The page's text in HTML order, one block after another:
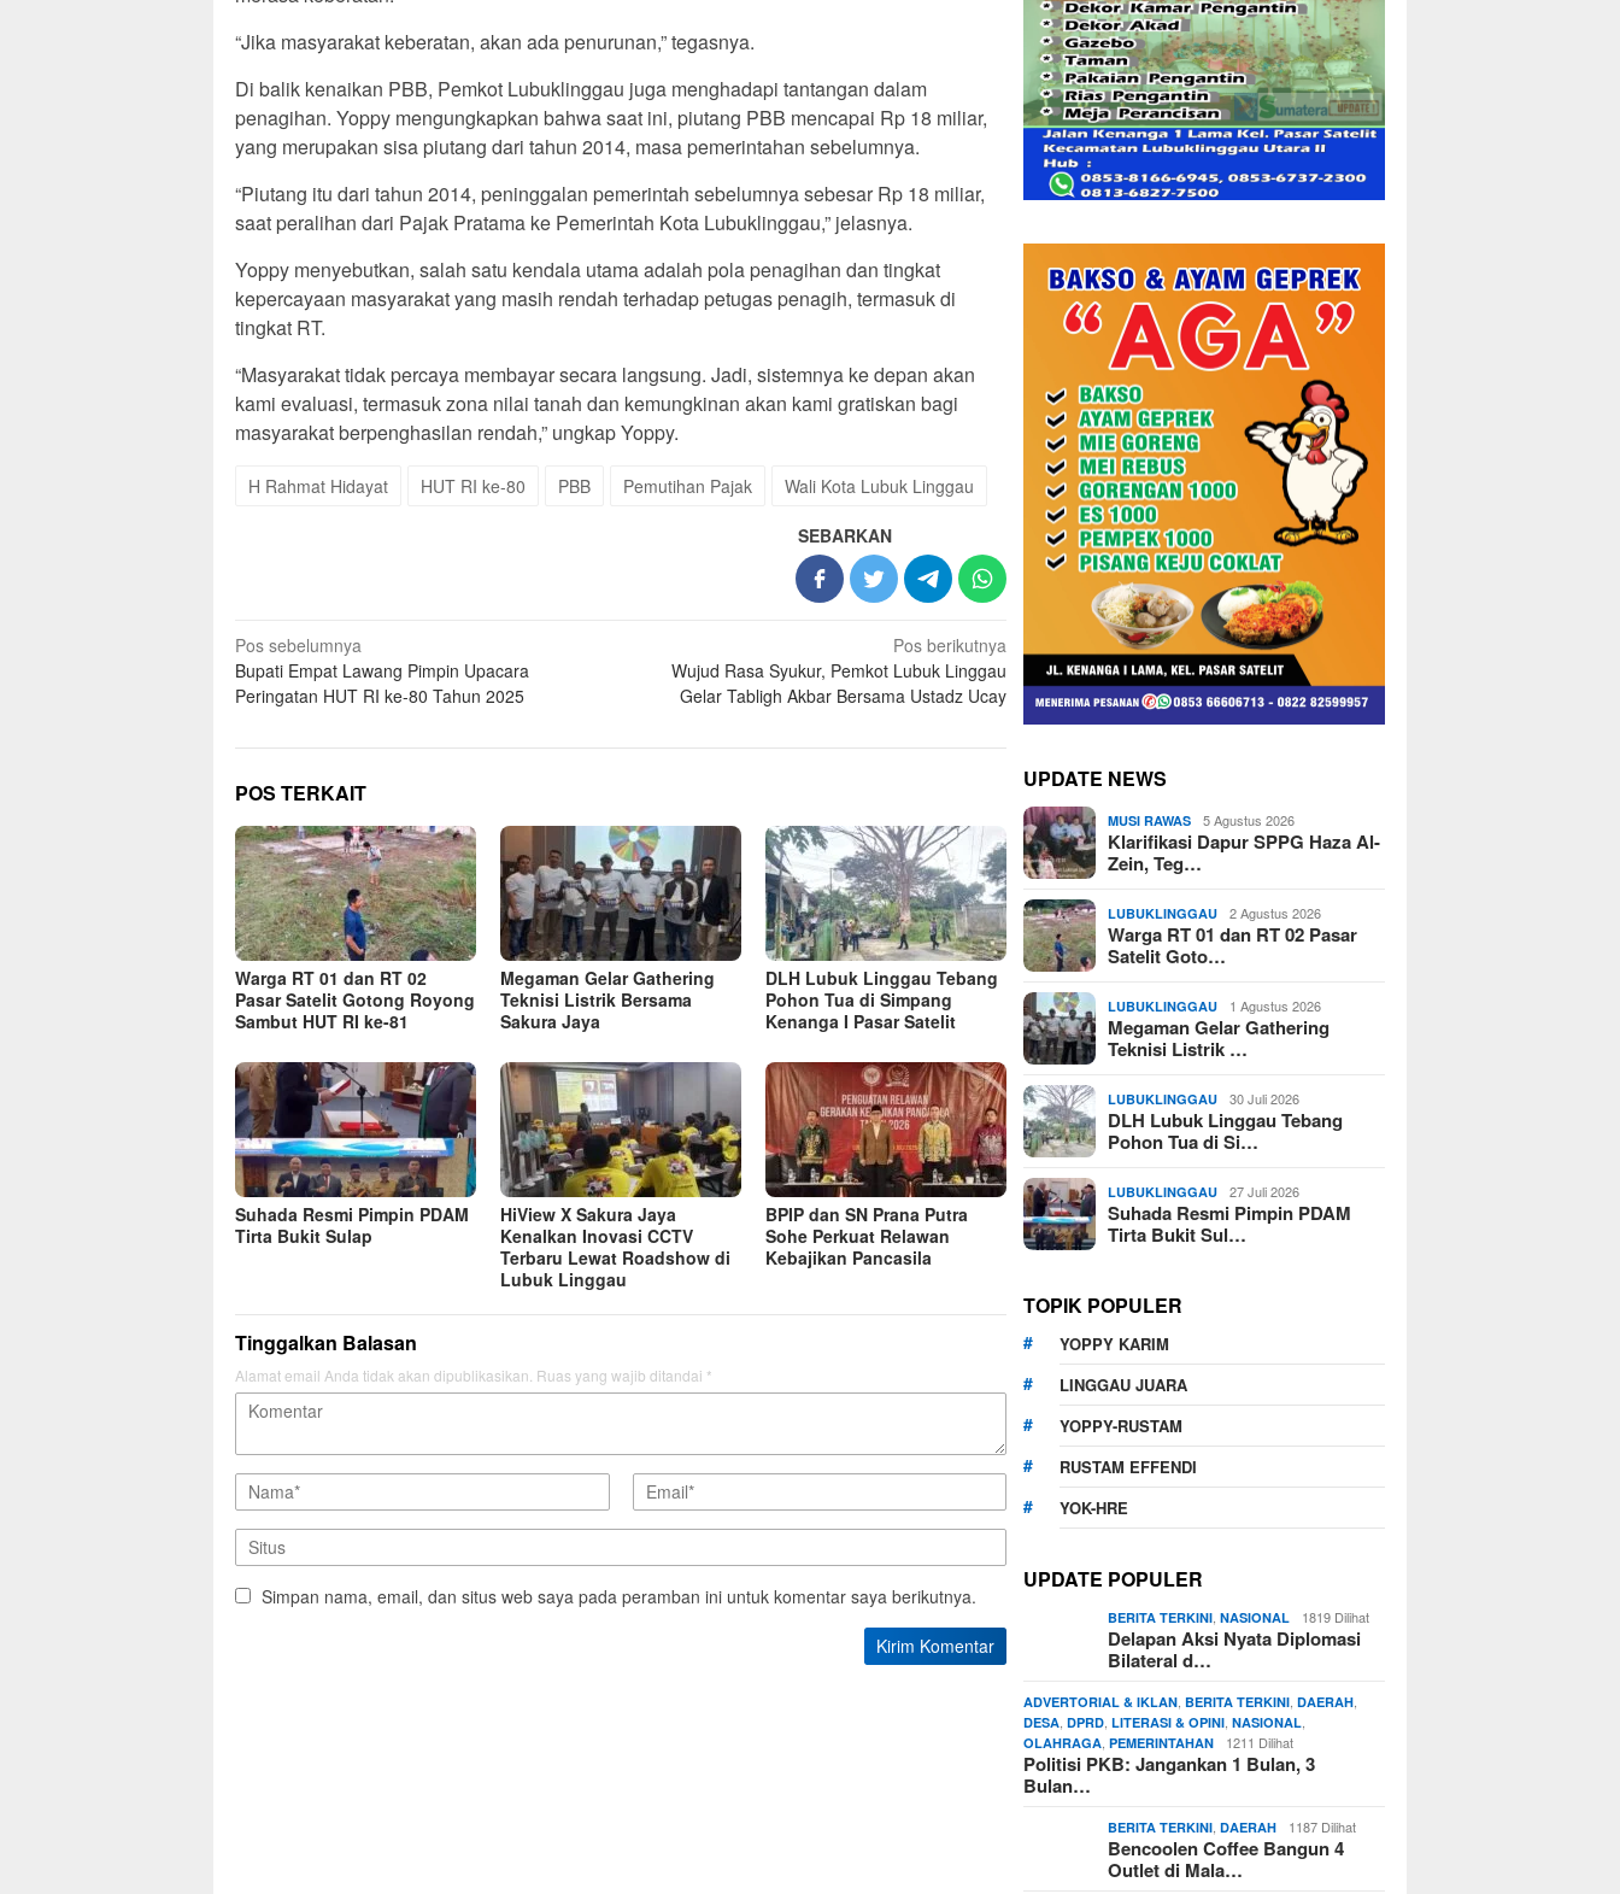
“Jika masyarakat keberatan, akan ada penurunan,” tegasnya.
Di balik kenaikan PBB, Pemkot Lubuklinggau juga menghadapi tantangan dalam
penagihan. Yoppy mengungkapkan bahwa saat ini, piutang PBB mencapai Rp 18 miliar,
yang merupakan sisa piutang dari tahun 2014, masa pemerintahan sebelumnya.
“Piutang itu dari tahun 2014, peninggalan pemerintah sebelumnya sebesar Rp 18 miliar,
saat peralihan dari Pajak Pratama ke Pemerintah Kota Lubuklinggau,” jelasnya.
Yoppy menyebutkan, salah satu kendala utama adalah pola penagihan dan tingkat
kepercayaan masyarakat yang masih rendah terhadap petugas penagih, termasuk di
tingkat RT.
“Masyarakat tidak percaya membayar secara langsung. Jadi, sistemnya ke depan akan
kami evaluasi, termasuk zona nilai tanah dan kemungkinan akan kami gratiskan bagi
masyarakat berpenghasilan rendah,” ungkap Yoppy.
H Rahmat Hidayat HUT RI ke-80 PBB Pemutihan Pajak Wali Kota Lubuk Linggau
SEBARKAN
Navigasi
pos
Pos sebelumnya
Bupati Empat Lawang Pimpin Upacara
Peringatan HUT RI ke-80 Tahun 2025
Pos berikutnya
Wujud Rasa Syukur, Pemkot Lubuk Linggau
Gelar Tabligh Akbar Bersama Ustadz Ucay
POS TERKAIT
Warga RT 01 dan RT 02
Pasar Satelit Gotong Royong
Sambut HUT RI ke-81
Megaman Gelar Gathering
Teknisi Listrik Bersama
Sakura Jaya
DLH Lubuk Linggau Tebang
Pohon Tua di Simpang
Kenanga I Pasar Satelit
Suhada Resmi Pimpin PDAM
Tirta Bukit Sulap
HiView X Sakura Jaya
Kenalkan Inovasi CCTV
Terbaru Lewat Roadshow di
Lubuk Linggau
BPIP dan SN Prana Putra
Sohe Perkuat Relawan
Kebajikan Pancasila
Tinggalkan Balasan
Alamat email Anda tidak akan dipublikasikan. Ruas yang wajib ditandai *
Simpan nama, email, dan situs web saya pada peramban ini untuk komentar saya berikutnya.
UPDATE NEWS
MUSI RAWAS 5 Agustus 2026
Klarifikasi Dapur SPPG Haza Al-
Zein, Teg…
LUBUKLINGGAU 2 Agustus 2026
Warga RT 01 dan RT 02 Pasar
Satelit Goto…
LUBUKLINGGAU 1 Agustus 2026
Megaman Gelar Gathering
Teknisi Listrik …
LUBUKLINGGAU 30 Juli 2026
DLH Lubuk Linggau Tebang
Pohon Tua di Si…
LUBUKLINGGAU 27 Juli 2026
Suhada Resmi Pimpin PDAM
Tirta Bukit Sul…
TOPIK POPULER
YOPPY KARIM
LINGGAU JUARA
YOPPY-RUSTAM
RUSTAM EFFENDI
YOK-HRE
UPDATE POPULER
BERITA TERKINI,NASIONAL 1819 Dilihat
Delapan Aksi Nyata Diplomasi
Bilateral d…
ADVERTORIAL & IKLAN,BERITA TERKINI,DAERAH,
DESA,DPRD,LITERASI & OPINI,NASIONAL,
OLAHRAGA,PEMERINTAHAN 1211 Dilihat
Politisi PKB: Jangankan 1 Bulan, 3
Bulan…
BERITA TERKINI,DAERAH 1187 Dilihat
Bencoolen Coffee Bangun 4
Outlet di Mala…